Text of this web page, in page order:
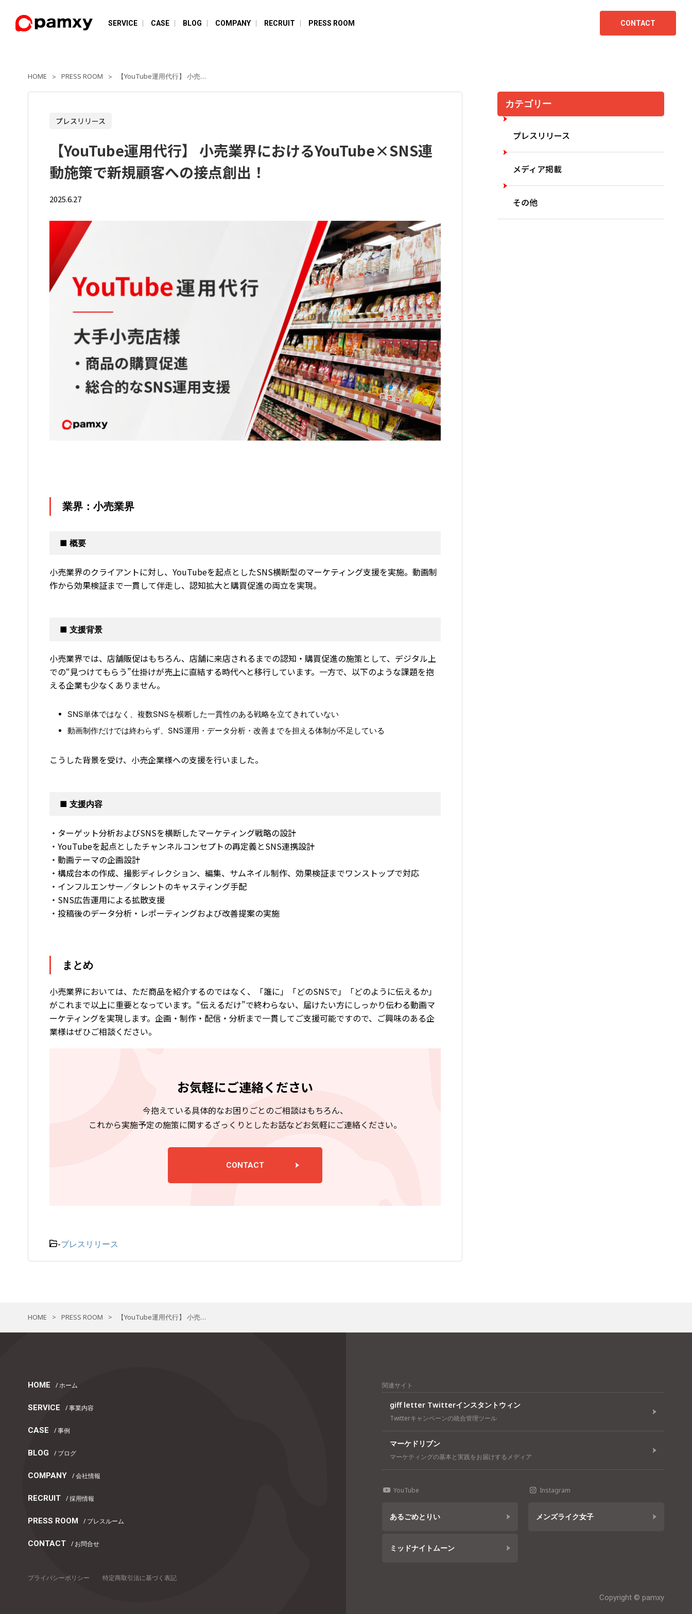
SERVICE CASE BLOG COMPANY RECRUIT PRESS ROOM CONTACT
HOME > PRESS ROOM > 【YouTube運用代行】 小売業界におけるYouTube×SNS連動施策で新規顧客への接点創出！
プレスリリース
【YouTube運用代行】 小売業界におけるYouTube×SNS連
動施策で新規顧客への接点創出！
2025.6.27
業界：小売業界
■ 概要
小売業界のクライアントに対し、YouTubeを起点としたSNS横断型のマーケティング支援を実施。動画制
作から効果検証まで一貫して伴走し、認知拡大と購買促進の両立を実現。
■ 支援背景
小売業界では、店舗販促はもちろん、店舗に来店されるまでの認知・購買促進の施策として、デジタル上
での“見つけてもらう”仕掛けが売上に直結する時代へと移行しています。一方で、以下のような課題を抱
える企業も少なくありません。
SNS単体ではなく、複数SNSを横断した一貫性のある戦略を立てきれていない
動画制作だけでは終わらず、SNS運用・データ分析・改善までを担える体制が不足している
こうした背景を受け、小売企業様への支援を行いました。
■ 支援内容
・ターゲット分析およびSNSを横断したマーケティング戦略の設計
・YouTubeを起点としたチャンネルコンセプトの再定義とSNS連携設計
・動画テーマの企画設計
・構成台本の作成、撮影ディレクション、編集、サムネイル制作、効果検証までワンストップで対応
・インフルエンサー／タレントのキャスティング手配
・SNS広告運用による拡散支援
・投稿後のデータ分析・レポーティングおよび改善提案の実施
まとめ
小売業界においては、ただ商品を紹介するのではなく、「誰に」「どのSNSで」「どのように伝えるか」
がこれまで以上に重要となっています。“伝えるだけ”で終わらない、届けたい方にしっかり伝わる動画マ
ーケティングを実現します。企画・制作・配信・分析まで一貫してご支援可能ですので、ご興味のある企
業様はぜひご相談ください。
お気軽にご連絡ください
今抱えている具体的なお困りごとのご相談はもちろん、
これから実施予定の施策に関するざっくりとしたお話などお気軽にご連絡ください。
CONTACT
-プレスリリース
カテゴリー
プレスリリース
メディア掲載
その他
HOME > PRESS ROOM > 【YouTube運用代行】 小売業界におけるYouTube×SNS連動施策で新規顧客への接点創出！
HOME / ホーム
SERVICE / 事業内容
CASE / 事例
BLOG / ブログ
COMPANY / 会社情報
RECRUIT / 採用情報
PRESS ROOM / プレスルーム
CONTACT / お問合せ
プライバシーポリシー 特定商取引法に基づく表記
関連サイト
giff letter Twitterインスタントウィン
Twitterキャンペーンの統合管理ツール
マーケドリブン
マーケティングの基本と実践をお届けするメディア
YouTube
あるごめとりい
ミッドナイトムーン
Instagram
メンズライク女子
Copyright © pamxy